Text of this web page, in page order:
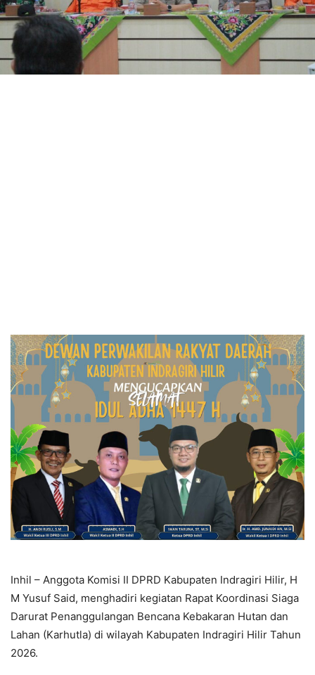
Inhil – Anggota Komisi II DPRD Kabupaten Indragiri Hilir, H
M Yusuf Said, menghadiri kegiatan Rapat Koordinasi Siaga
Darurat Penanggulangan Bencana Kebakaran Hutan dan
Lahan (Karhutla) di wilayah Kabupaten Indragiri Hilir Tahun
2026.